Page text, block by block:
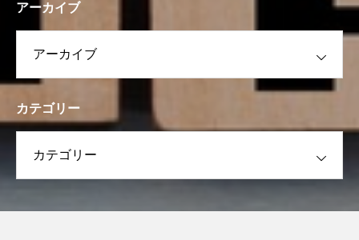
アーカイブ
カテゴリー